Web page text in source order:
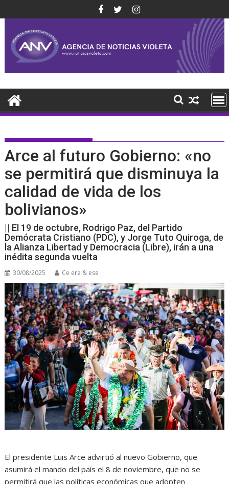
al
contenido
Arce al futuro Gobierno: «no
se permitirá que disminuya la
calidad de vida de los
bolivianos»
|| El 19 de octubre, Rodrigo Paz, del Partido
Demócrata Cristiano (PDC), y Jorge Tuto Quiroga, de
la Alianza Libertad y Democracia (Libre), irán a una
inédita segunda vuelta
30/08/2025 Ce ere & ese
El presidente Luis Arce advirtió al nuevo Gobierno, que
asumirá el mando del país el 8 de noviembre, que no se
permitirá que las políticas económicas que adopten